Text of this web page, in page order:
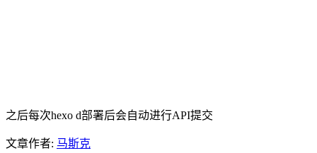
之后每次hexo d部署后会自动进行API提交
文章作者: 马斯克